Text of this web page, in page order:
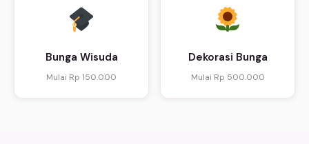
Bunga Wisuda
Mulai Rp 150.000
Dekorasi Bunga
Mulai Rp 500.000